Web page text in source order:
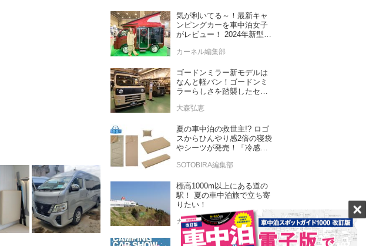
気が利いてる～！最新キャ
ンピングカーを車中泊女子
がレビュー！ 2024年新型モ
カーネル編集部
ゴードンミラー新モデルは
なんと軽バン！ゴードンミ
ラーらしさを踏襲したセン
売！
大森弘恵
夏の車中泊の救世主!? ロゴ
スからひんやり感2倍の寝袋
やシーツが発売！「冷感・
SOTOBIRA編集部
標高1000m以上にある道の
駅！ 夏の車中泊旅で立ち寄
りたい！
カーネル編集部
【大阪キャンピングカーシ